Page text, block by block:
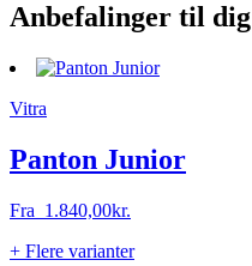
Anbefalinger til dig
Vitra
Panton Junior
Fra 1.840,00kr.
+ Flere varianter